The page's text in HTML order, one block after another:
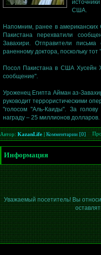
США.
Напомним, ранее в
Пакистана перехватили
Завахири. Отправители
раненному доктора, поскольку
Посол Пакистана в США Хусейн
сообщение".
Уроженец Египта Айман аз-
руководит террористическими
"голосом "Аль-Каиды". За
награду – 25 миллионов долларов.
Автор: KazanLife | Комментарии [0]
Информация
Уважаемый посетитель! Вы